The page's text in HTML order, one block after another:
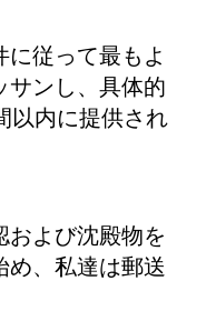
従って最もよ
サンし、具体的
以内に提供され
および沈殿物を
め、私達は郵送